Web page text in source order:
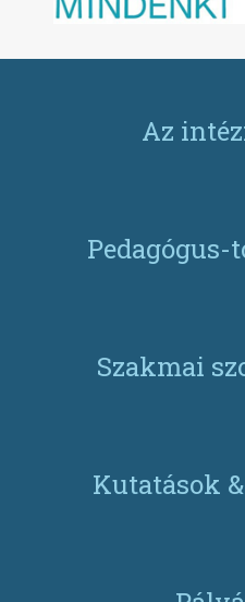
Az
Pedagógus-
Szakmai
Kutatások